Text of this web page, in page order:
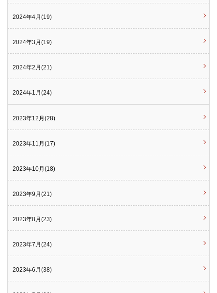
2024年4月(19)
2024年3月(19)
2024年2月(21)
2024年1月(24)
2023年12月(28)
2023年11月(17)
2023年10月(18)
2023年9月(21)
2023年8月(23)
2023年7月(24)
2023年6月(38)